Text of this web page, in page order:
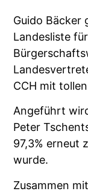
Guido Bäcker
Landesliste
CCH mit
Angeführt
Peter
97,3% erneut
wurde.
Zusammen